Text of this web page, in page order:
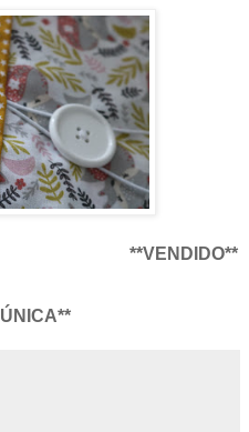
**VENDIDO**